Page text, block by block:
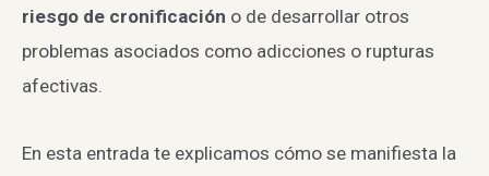
riesgo de cronificación o de desarrollar otros
problemas asociados como adicciones o rupturas
afectivas.
En esta entrada te explicamos cómo se manifiesta la